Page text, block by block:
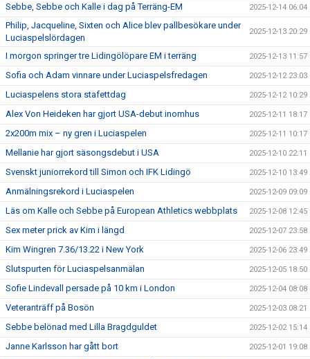
Sebbe, Sebbe och Kalle i dag på Terräng-EM 2025-12-14 06:04
Philip, Jacqueline, Sixten och Alice blev pallbesökare under
Luciaspelslördagen
2025-12-13 20:29
I morgon springer tre Lidingölöpare EM i terräng 2025-12-13 11:57
Sofia och Adam vinnare under Luciaspelsfredagen 2025-12-12 23:03
Luciaspelens stora stafettdag 2025-12-12 10:29
Alex Von Heideken har gjort USA-debut inomhus 2025-12-11 18:17
2x200m mix – ny gren i Luciaspelen 2025-12-11 10:17
Mellanie har gjort säsongsdebut i USA 2025-12-10 22:11
Svenskt juniorrekord till Simon och IFK Lidingö 2025-12-10 13:49
Anmälningsrekord i Luciaspelen 2025-12-09 09:09
Läs om Kalle och Sebbe på European Athletics webbplats 2025-12-08 12:45
Sex meter prick av Kim i längd 2025-12-07 23:58
Kim Wingren 7.36/13.22 i New York 2025-12-06 23:49
Slutspurten för Luciaspelsanmälan 2025-12-05 18:50
Sofie Lindevall persade på 10 km i London 2025-12-04 08:08
Veteranträff på Bosön 2025-12-03 08:21
Sebbe belönad med Lilla Bragdguldet 2025-12-02 15:14
Janne Karlsson har gått bort 2025-12-01 19:08